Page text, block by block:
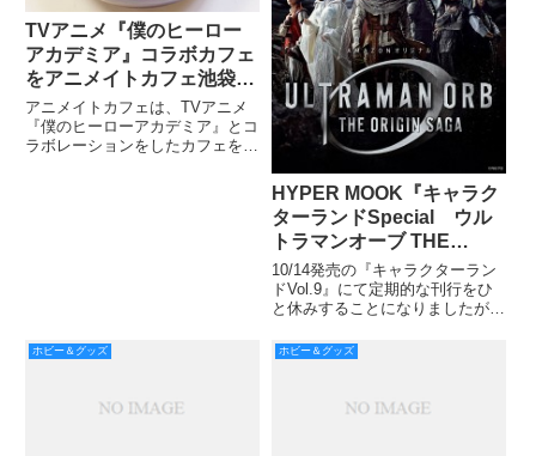
TVアニメ『僕のヒーロー
アカデミア』コラボカフェ
をアニメイトカフェ池袋3
号店にて6月1日より開催
アニメイトカフェは、TVアニメ
『僕のヒーローアカデミア』とコ
ラボレーションをしたカフェを、
HYPER MOOK『キャラク
ターランドSpecial ウル
トラマンオーブ THE
ORIGIN SAGA』が2017年
1月20日（金）に発売決
定！
10/14発売の『キャラクターラン
ドVol.9』にて定期的な刊行をひ
と休みすることになりましたが、
配信される『ウルトラマンオーブ
ホビー＆グッズ ホビー＆グッズ